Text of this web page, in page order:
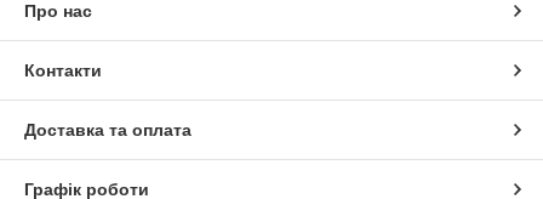
Про нас
Контакти
Доставка та оплата
Графік роботи